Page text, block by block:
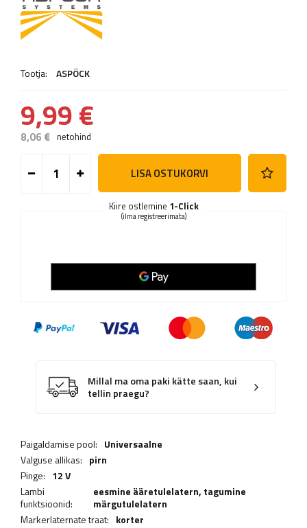
Tootja: ASPÖCK
9,99 €
8,06 € netohind
LISA OSTUKORVI
Kiire ostlemine 1-Click
(ilma registreerimata)
Millal ma oma paki kätte saan, kui
tellin praegu?
Paigaldamise pool: Universaalne
Valguse allikas: pirn
Pinge: 12 V
Lambi
funktsioonid:
eesmine ääretulelatern, tagumine
märgutulelatern
Markerlaternate traat: korter